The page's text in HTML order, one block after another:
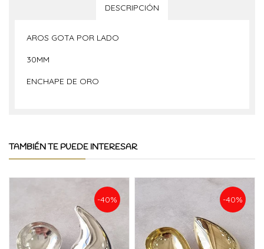
DESCRIPCIÓN
AROS GOTA POR LADO
30MM
ENCHAPE DE ORO
TAMBIÉN TE PUEDE INTERESAR
-40% -40%